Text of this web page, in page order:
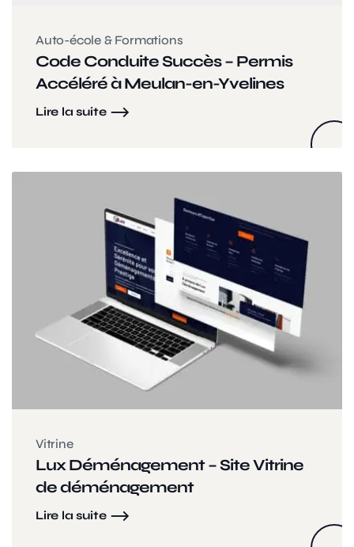
Auto-école & Formations
Code Conduite Succès – Permis
Accéléré à Meulan-en-Yvelines
Lire la suite
Vitrine
Lux Déménagement – Site Vitrine
de déménagement
Lire la suite